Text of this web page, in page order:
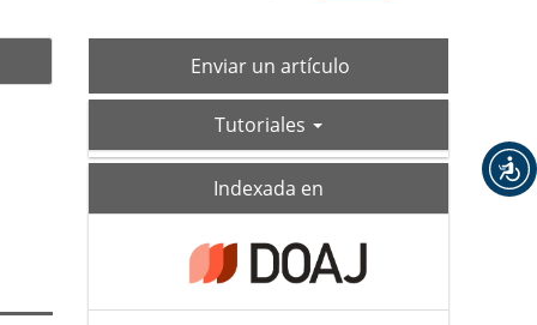
Enviar
un
Enviar un artículo
Tutoriales
Indexada en